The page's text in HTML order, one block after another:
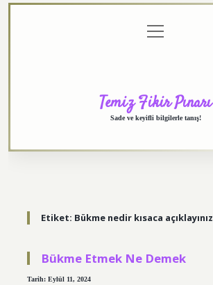
menüyü
aç
Temiz Fikir Pınarı
Sade ve keyifli bilgilerle tanış!
Etiket: Bükme nedir kısaca açıklayınız
Bükme Etmek Ne Demek
Tarih: Eylül 11, 2024